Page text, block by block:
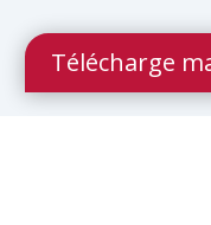
Télécharge